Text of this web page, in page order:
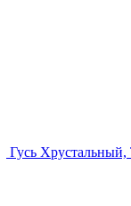
Гусь